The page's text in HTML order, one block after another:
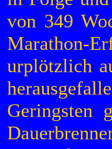
von 349
Marathon-
urplötzlich
Geringsten